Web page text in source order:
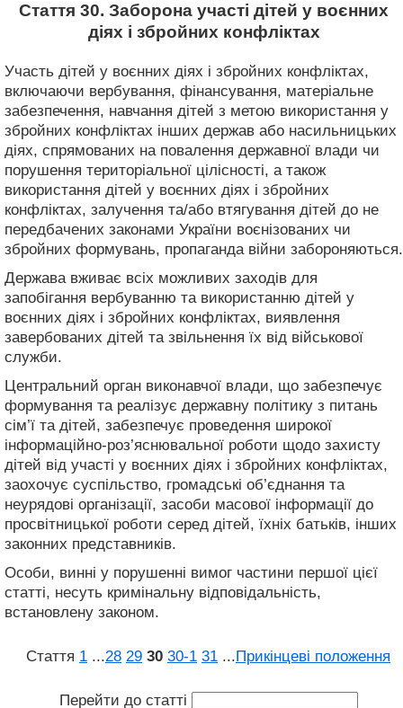
Стаття 30. Заборона участі дітей у воєнних
діях і збройних конфліктах
Участь дітей у воєнних діях і збройних конфліктах,
включаючи вербування, фінансування, матеріальне
забезпечення, навчання дітей з метою використання у
збройних конфліктах інших держав або насильницьких
діях, спрямованих на повалення державної влади чи
порушення територіальної цілісності, а також
використання дітей у воєнних діях і збройних
конфліктах, залучення та/або втягування дітей до не
передбачених законами України воєнізованих чи
збройних формувань, пропаганда війни забороняються.
Держава вживає всіх можливих заходів для
запобігання вербуванню та використанню дітей у
воєнних діях і збройних конфліктах, виявлення
завербованих дітей та звільнення їх від військової
служби.
Центральний орган виконавчої влади, що забезпечує
формування та реалізує державну політику з питань
сім’ї та дітей, забезпечує проведення широкої
інформаційно-роз’яснювальної роботи щодо захисту
дітей від участі у воєнних діях і збройних конфліктах,
заохочує суспільство, громадські об’єднання та
неурядові організації, засоби масової інформації до
просвітницької роботи серед дітей, їхніх батьків, інших
законних представників.
Особи, винні у порушенні вимог частини першої цієї
статті, несуть кримінальну відповідальність,
встановлену законом.
Стаття 1 ...28 29 30 30‑1 31 ...Прикінцеві положення
Перейти до статті